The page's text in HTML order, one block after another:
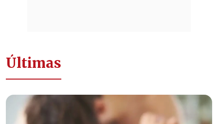
Últimas